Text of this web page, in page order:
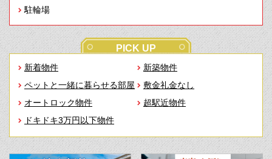
駐輪場
PICK UP
新着物件
新築物件
ペットと一緒に暮らせる部屋
敷金礼金なし
オートロック物件
超駅近物件
ドキドキ3万円以下物件